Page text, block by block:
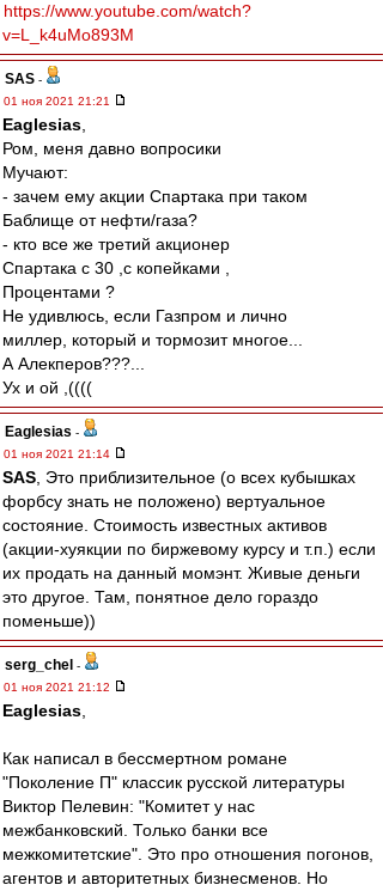
https://www.youtube.com/watch?
v=L_k4uMo893M
SAS -
01 ноя 2021 21:21
Eaglesias
Ром, меня давно вопросики
Мучают:
- зачем ему акции Спартака при таком
Баблище от нефти/газа?
- кто все же третий акционер
Спартака с 30 ,с копейками ,
Процентами ?
Не удивлюсь, если Газпром и лично
миллер, который и тормозит многое...
А Алекперов???...
Ух и ой ,((((
Eaglesias -
01 ноя 2021 21:14
SAS , Это приблизительное (о всех кубышках
форбсу знать не положено) вертуальное
состояние. Стоимость известных активов
(акции-хуякции по биржевому курсу и т.п.) если
их продать на данный момэнт. Живые деньги
это другое. Там, понятное дело гораздо
поменьше))
serg_chel -
01 ноя 2021 21:12
Eaglesias
Как написал в бессмертном романе
"Поколение П" классик русской литературы
Виктор Пелевин: "Комитет у нас
межбанковский. Только банки все
межкомитетские". Это про отношения погонов,
агентов и авторитетных бизнесменов. Но